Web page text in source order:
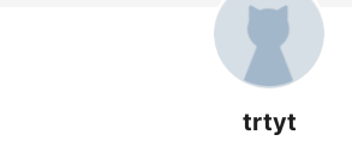
trtyt